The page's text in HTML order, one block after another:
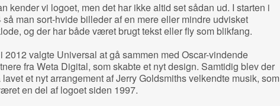
kender vi logoet, men det har ikke altid set sådan ud. I starten i
så man sort-hvide billeder af en mere eller mindre udvisket
og der har både været brugt tekst eller fly som blikfang.
2012 valgte Universal at gå sammen med Oscar-vindende
fra Weta Digital, som skabte et nyt design. Samtidig blev der
lavet et nyt arrangement af Jerry Goldsmiths velkendte musik, som
en del af logoet siden 1997.